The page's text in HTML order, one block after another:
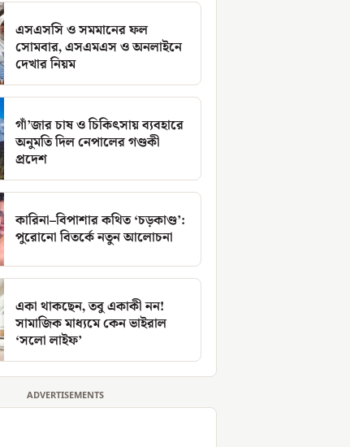
এসএসসি ও সমমানের ফল
সোমবার, এসএমএস ও অনলাইনে
দেখার নিয়ম
গাঁ’জার চাষ ও চিকিৎসায় ব্যবহারে
অনুমতি দিল নেপালের গণ্ডকী
প্রদেশ
কারিনা–বিপাশার কথিত ‘চড়কাণ্ড’:
পুরোনো বিতর্কে নতুন আলোচনা
একা থাকছেন, তবু একাকী নন!
সামাজিক মাধ্যমে কেন ভাইরাল
‘সলো লাইফ’
ADVERTISEMENTS